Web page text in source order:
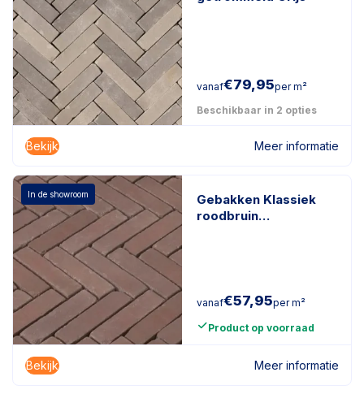
vanaf€79,95per m²
Beschikbaar in 2 opties
Bekijk Meer informatie
In de showroom
Gebakken Klassiek
roodbruin
vanaf€57,95per m²
Product op voorraad
Bekijk Meer informatie